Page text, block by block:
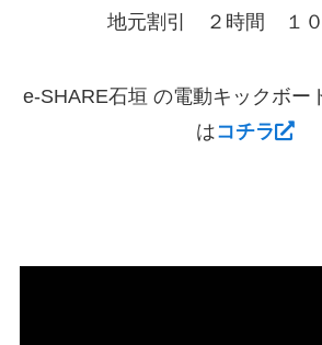
地元割引 ２時間 １０
e-SHARE石垣 の電動キックボー
はコチラ